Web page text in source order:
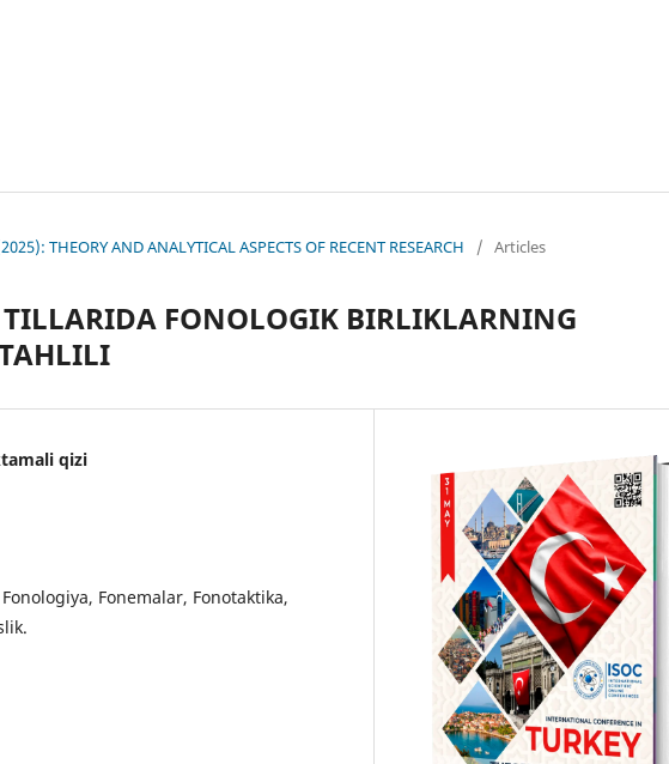
THEORY AND ANALYTICAL ASPECTS OF RECENT RESEARCH / Articles
TILLARIDA FONOLOGIK BIRLIKLARNING
qizi
Fonemalar, Fonotaktika,